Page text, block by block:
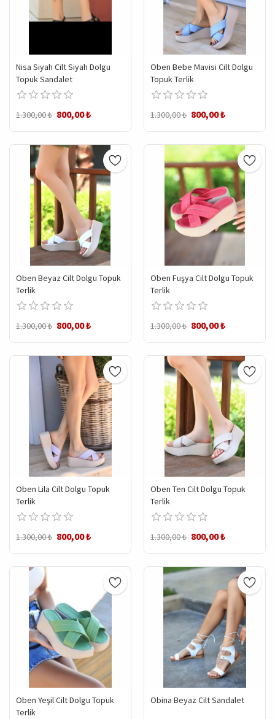
Nisa Siyah Cilt Siyah Dolgu
Topuk Sandalet
1.300,00 ₺ 800,00 ₺
Oben Bebe Mavisi Cilt Dolgu
Topuk Terlik
1.300,00 ₺ 800,00 ₺
Oben Beyaz Cilt Dolgu Topuk
Terlik
1.300,00 ₺ 800,00 ₺
Oben Fuşya Cilt Dolgu Topuk
Terlik
1.300,00 ₺ 800,00 ₺
Oben Lila Cilt Dolgu Topuk
Terlik
1.300,00 ₺ 800,00 ₺
Oben Ten Cilt Dolgu Topuk
Terlik
1.300,00 ₺ 800,00 ₺
Oben Yeşil Cilt Dolgu Topuk
Terlik
Obina Beyaz Cilt Sandalet